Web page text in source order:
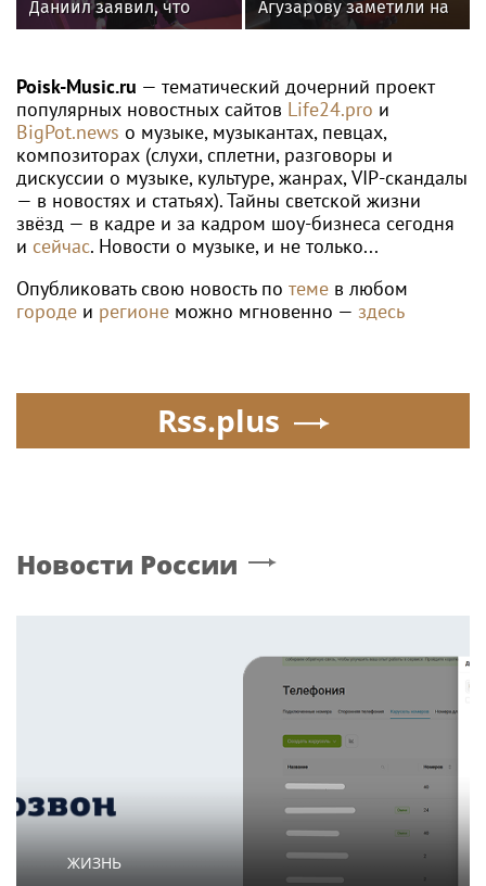
Даниил заявил, что
решал рабочие
отеле
Агузарову заметили на
отдыхе в загородном
другом
Poisk-Music.ru — тематический дочерний проект
популярных новостных сайтов Life24.pro и
BigPot.news о музыке, музыкантах, певцах,
композиторах (слухи, сплетни, разговоры и
дискуссии о музыке, культуре, жанрах, VIP-скандалы
— в новостях и статьях). Тайны светской жизни
звёзд — в кадре и за кадром шоу-бизнеса сегодня
и сейчас. Новости о музыке, и не только...
Опубликовать свою новость по теме в любом
городе и регионе можно мгновенно — здесь
Rss.plus
Новости России
ЖИЗНЬ